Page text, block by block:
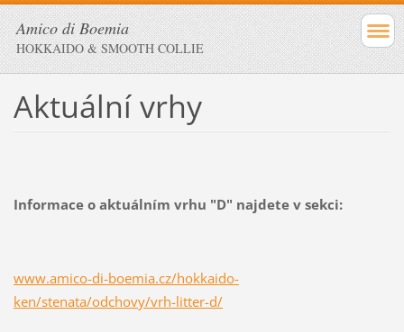
Amico di Boemia
HOKKAIDO & SMOOTH COLLIE
Aktuální vrhy
Informace o aktuálním vrhu "D" najdete v sekci:
www.amico-di-boemia.cz/hokkaido-
ken/stenata/odchovy/vrh-litter-d/